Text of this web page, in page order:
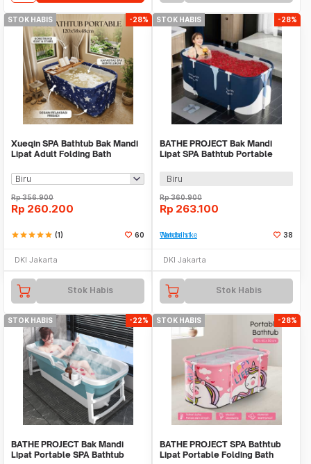
STOK HABIS -28%
Xueqin SPA Bathtub Bak Mandi
Lipat Adult Folding Bath
Rp356.900
Rp 260.200
starstarstarstarstar (1) 60
DKI Jakarta
Stok Habis
STOK HABIS -28%
BATHE PROJECT Bak Mandi
Lipat SPA Bathtub Portable
Biru
Rp360.900
Rp 263.100
Tambah ke Watchlist 38
DKI Jakarta
Stok Habis
STOK HABIS -22%
BATHE PROJECT Bak Mandi
Lipat Portable SPA Bathtub
STOK HABIS -28%
BATHE PROJECT SPA Bathtub
Lipat Portable Folding Bath